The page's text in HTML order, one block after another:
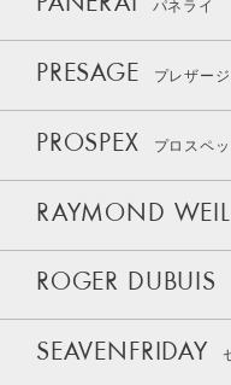
パネライ
PRESAGE プレザー
PROSPEX プロスペ
RAYMOND WEIL
ROGER DUBUIS
SEAVENFRIDAY